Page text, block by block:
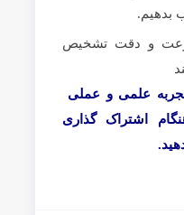
بدهیم.
و دقت تشخیص
علمی و عملی
اشتراک گذاری